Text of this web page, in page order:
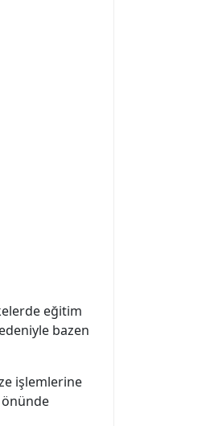
eğitim
bazen
işlemlerine